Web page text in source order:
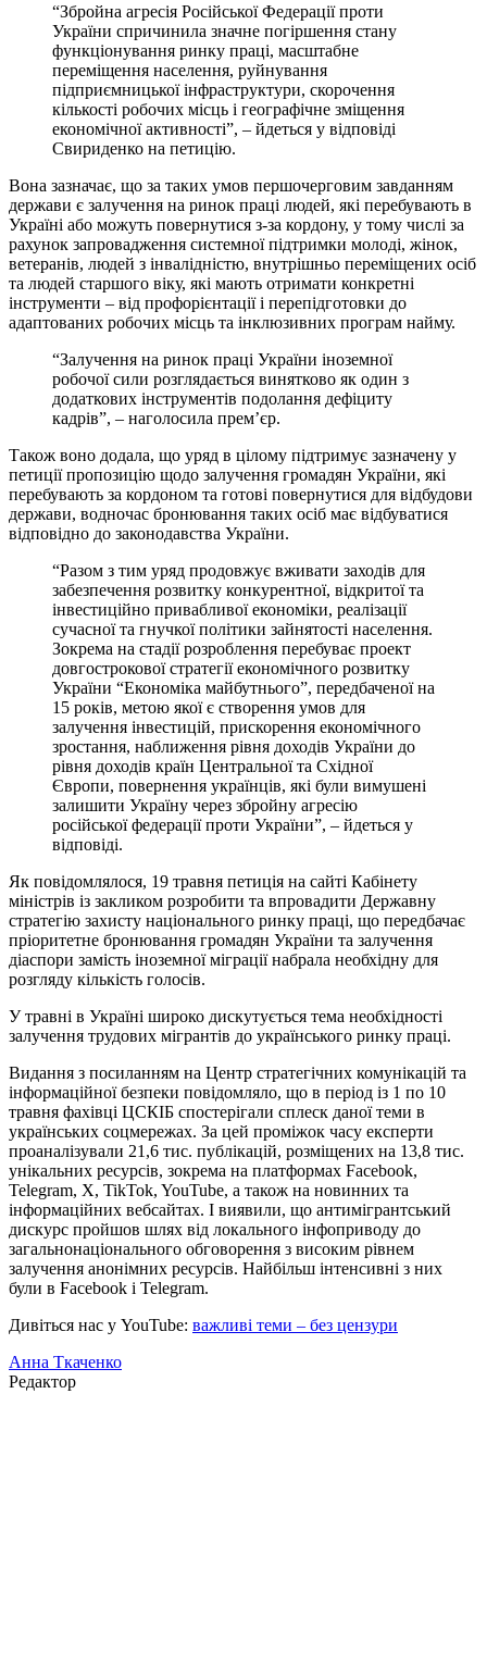
“Збройна агресія Російської Федерації проти
України спричинила значне погіршення стану
функціонування ринку праці, масштабне
переміщення населення, руйнування
підприємницької інфраструктури, скорочення
кількості робочих місць і географічне зміщення
економічної активності”, – йдеться у відповіді
Свириденко на петицію.
Вона зазначає, що за таких умов першочерговим завданням
держави є залучення на ринок праці людей, які перебувають в
Україні або можуть повернутися з-за кордону, у тому числі за
рахунок запровадження системної підтримки молоді, жінок,
ветеранів, людей з інвалідністю, внутрішньо переміщених осіб
та людей старшого віку, які мають отримати конкретні
інструменти – від профорієнтації і перепідготовки до
адаптованих робочих місць та інклюзивних програм найму.
“Залучення на ринок праці України іноземної
робочої сили розглядається винятково як один з
додаткових інструментів подолання дефіциту
кадрів”, – наголосила прем’єр.
Також воно додала, що уряд в цілому підтримує зазначену у
петиції пропозицію щодо залучення громадян України, які
перебувають за кордоном та готові повернутися для відбудови
держави, водночас бронювання таких осіб має відбуватися
відповідно до законодавства України.
“Разом з тим уряд продовжує вживати заходів для
забезпечення розвитку конкурентної, відкритої та
інвестиційно привабливої економіки, реалізації
сучасної та гнучкої політики зайнятості населення.
Зокрема на стадії розроблення перебуває проект
довгострокової стратегії економічного розвитку
України “Економіка майбутнього”, передбаченої на
15 років, метою якої є створення умов для
залучення інвестицій, прискорення економічного
зростання, наближення рівня доходів України до
рівня доходів країн Центральної та Східної
Європи, повернення українців, які були вимушені
залишити Україну через збройну агресію
російської федерації проти України”, – йдеться у
відповіді.
Як повідомлялося, 19 травня петиція на сайті Кабінету
міністрів із закликом розробити та впровадити Державну
стратегію захисту національного ринку праці, що передбачає
пріоритетне бронювання громадян України та залучення
діаспори замість іноземної міграції набрала необхідну для
розгляду кількість голосів.
У травні в Україні широко дискутується тема необхідності
залучення трудових мігрантів до українського ринку праці.
Видання з посиланням на Центр стратегічних комунікацій та
інформаційної безпеки повідомляло, що в період із 1 по 10
травня фахівці ЦСКІБ спостерігали сплеск даної теми в
українських соцмережах. За цей проміжок часу експерти
проаналізували 21,6 тис. публікацій, розміщених на 13,8 тис.
унікальних ресурсів, зокрема на платформах Facebook,
Telegram, X, TikTok, YouTube, а також на новинних та
інформаційних вебсайтах. І виявили, що антимігрантський
дискурс пройшов шлях від локального інфоприводу до
загальнонаціонального обговорення з високим рівнем
залучення анонімних ресурсів. Найбільш інтенсивні з них
були в Facebook і Telegram.
Дивіться нас у YouTube: важливі теми – без цензури
Анна Ткаченко
Редактор